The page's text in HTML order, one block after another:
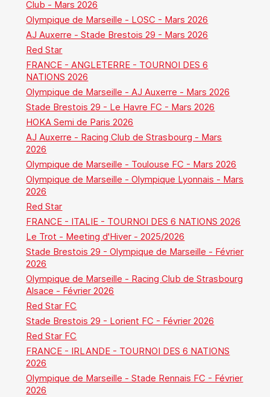
Club - Mars 2026
Olympique de Marseille - LOSC - Mars 2026
AJ Auxerre - Stade Brestois 29 - Mars 2026
Red Star
FRANCE - ANGLETERRE - TOURNOI DES 6
NATIONS 2026
Olympique de Marseille - AJ Auxerre - Mars 2026
Stade Brestois 29 - Le Havre FC - Mars 2026
HOKA Semi de Paris 2026
AJ Auxerre - Racing Club de Strasbourg - Mars
2026
Olympique de Marseille - Toulouse FC - Mars 2026
Olympique de Marseille - Olympique Lyonnais - Mars
2026
Red Star
FRANCE - ITALIE - TOURNOI DES 6 NATIONS 2026
Le Trot - Meeting d'Hiver - 2025/2026
Stade Brestois 29 - Olympique de Marseille - Février
2026
Olympique de Marseille - Racing Club de Strasbourg
Alsace - Février 2026
Red Star FC
Stade Brestois 29 - Lorient FC - Février 2026
Red Star FC
FRANCE - IRLANDE - TOURNOI DES 6 NATIONS
2026
Olympique de Marseille - Stade Rennais FC - Février
2026